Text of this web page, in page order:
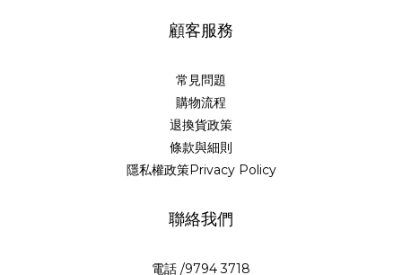
顧客服務
常見問題
購物流程
退換貨政策
條款與細則
隱私權政策Privacy Policy
聯絡我們
電話 /9794 3718